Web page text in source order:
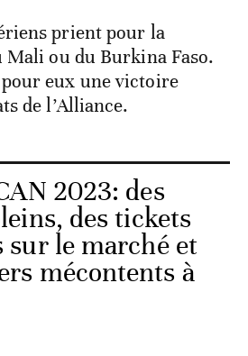
prient pour la
ou du Burkina Faso.
eux une victoire
de l’Alliance.
2023: des
des tickets
sur le marché et
mécontents à